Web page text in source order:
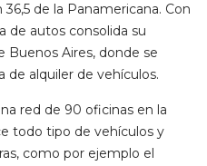
de la Panamericana. Con
de autos consolida su
Buenos Aires, donde se
de alquiler de vehículos.
red de 90 oficinas en la
todo tipo de vehículos y
como por ejemplo el